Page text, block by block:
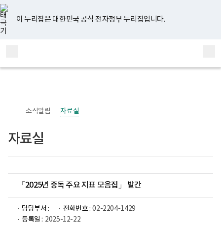
너
비
767px
이
하
이 누리집은 대한민국 공식 전자정부 누리집입니다.
지
검
메
홈
소식알림 자료실
자료실
「2025년 중독 주요 지표 모음집」 발간
담당부서 : 전화번호 : 02-2204-1429
등록일 : 2025-12-22
유
튜
브
페
이
스
북
인
스
타
그
램
블
로
그